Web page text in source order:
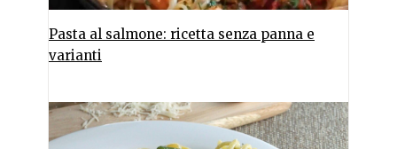
Pasta al salmone: ricetta senza panna e
varianti